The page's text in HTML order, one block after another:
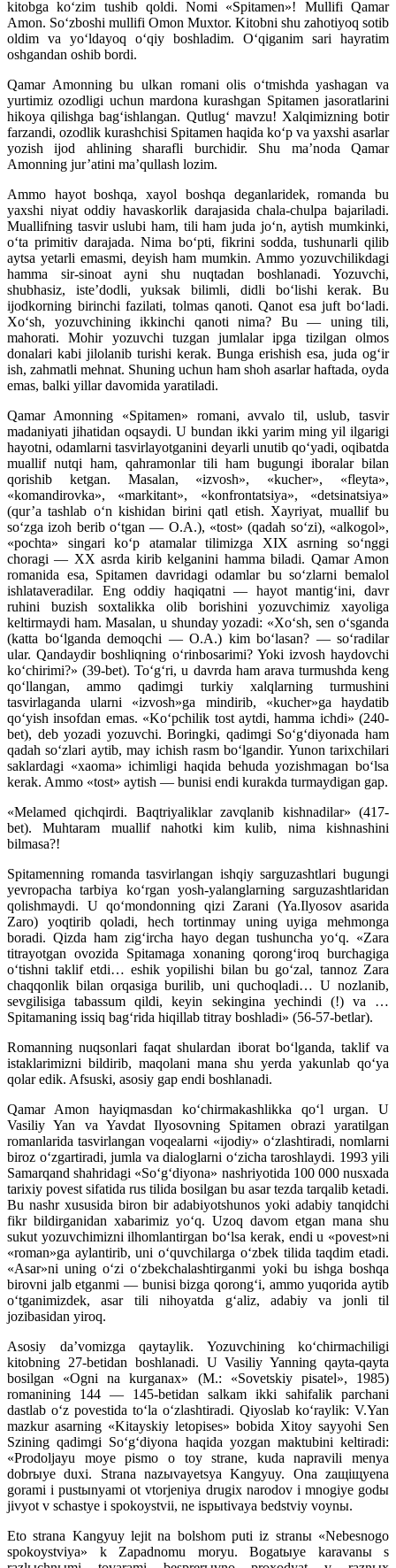
kitobga ko‘zim tushib qoldi. Nomi «Spitamen»! Mullifi Qamar
Amon. So‘zboshi mullifi Omon Muxtor. Kitobni shu zahotiyoq sotib
oldim va yo‘ldayoq o‘qiy boshladim. O‘qiganim sari hayratim
oshgandan oshib bordi.
Qamar Amonning bu ulkan romani olis o‘tmishda yashagan va
yurtimiz ozodligi uchun mardona kurashgan Spitamen jasoratlarini
hikoya qilishga bag‘ishlangan. Qutlug‘ mavzu! Xalqimizning botir
farzandi, ozodlik kurashchisi Spitamen haqida ko‘p va yaxshi asarlar
yozish ijod ahlining sharafli burchidir. Shu ma’noda Qamar
Amonning jur’atini ma’qullash lozim.
Ammo hayot boshqa, xayol boshqa deganlaridek, romanda bu
yaxshi niyat oddiy havaskorlik darajasida chala-chulpa bajariladi.
Muallifning tasvir uslubi ham, tili ham juda jo‘n, aytish mumkinki,
o‘ta primitiv darajada. Nima bo‘pti, fikrini sodda, tushunarli qilib
aytsa yetarli emasmi, deyish ham mumkin. Ammo yozuvchilikdagi
hamma sir-sinoat ayni shu nuqtadan boshlanadi. Yozuvchi,
shubhasiz, iste’dodli, yuksak bilimli, didli bo‘lishi kerak. Bu
ijodkorning birinchi fazilati, tolmas qanoti. Qanot esa juft bo‘ladi.
Xo‘sh, yozuvchining ikkinchi qanoti nima? Bu — uning tili,
mahorati. Mohir yozuvchi tuzgan jumlalar ipga tizilgan olmos
donalari kabi jilolanib turishi kerak. Bunga erishish esa, juda og‘ir
ish, zahmatli mehnat. Shuning uchun ham shoh asarlar haftada, oyda
emas, balki yillar davomida yaratiladi.
Qamar Amonning «Spitamen» romani, avvalo til, uslub, tasvir
madaniyati jihatidan oqsaydi. U bundan ikki yarim ming yil ilgarigi
hayotni, odamlarni tasvirlayotganini deyarli unutib qo‘yadi, oqibatda
muallif nutqi ham, qahramonlar tili ham bugungi iboralar bilan
qorishib ketgan. Masalan, «izvosh», «kucher», «fleyta»,
«komandirovka», «markitant», «konfrontatsiya», «detsinatsiya»
(qur’a tashlab o‘n kishidan birini qatl etish. Xayriyat, muallif bu
so‘zga izoh berib o‘tgan — O.A.), «tost» (qadah so‘zi), «alkogol»,
«pochta» singari ko‘p atamalar tilimizga XIX asrning so‘nggi
choragi — XX asrda kirib kelganini hamma biladi. Qamar Amon
romanida esa, Spitamen davridagi odamlar bu so‘zlarni bemalol
ishlataveradilar. Eng oddiy haqiqatni — hayot mantig‘ini, davr
ruhini buzish soxtalikka olib borishini yozuvchimiz xayoliga
keltirmaydi ham. Masalan, u shunday yozadi: «Xo‘sh, sen o‘sganda
(katta bo‘lganda demoqchi — O.A.) kim bo‘lasan? — so‘radilar
ular. Qandaydir boshliqning o‘rinbosarimi? Yoki izvosh haydovchi
ko‘chirimi?» (39-bet). To‘g‘ri, u davrda ham arava turmushda keng
qo‘llangan, ammo qadimgi turkiy xalqlarning turmushini
tasvirlaganda ularni «izvosh»ga mindirib, «kucher»ga haydatib
qo‘yish insofdan emas. «Ko‘pchilik tost aytdi, hamma ichdi» (240-
bet), deb yozadi yozuvchi. Boringki, qadimgi So‘g‘diyonada ham
qadah so‘zlari aytib, may ichish rasm bo‘lgandir. Yunon tarixchilari
saklardagi «xaoma» ichimligi haqida behuda yozishmagan bo‘lsa
kerak. Ammo «tost» aytish — bunisi endi kurakda turmaydigan gap.
«Melamed qichqirdi. Baqtriyaliklar zavqlanib kishnadilar» (417-
bet). Muhtaram muallif nahotki kim kulib, nima kishnashini
bilmasa?!
Spitamenning romanda tasvirlangan ishqiy sarguzashtlari bugungi
yevropacha tarbiya ko‘rgan yosh-yalanglarning sarguzashtlaridan
qolishmaydi. U qo‘mondonning qizi Zarani (Ya.Ilyosov asarida
Zaro) yoqtirib qoladi, hech tortinmay uning uyiga mehmonga
boradi. Qizda ham zig‘ircha hayo degan tushuncha yo‘q. «Zara
titrayotgan ovozida Spitamaga xonaning qorong‘iroq burchagiga
o‘tishni taklif etdi… eshik yopilishi bilan bu go‘zal, tannoz Zara
chaqqonlik bilan orqasiga burilib, uni quchoqladi… U nozlanib,
sevgilisiga tabassum qildi, keyin sekingina yechindi (!) va …
Spitamaning issiq bag‘rida hiqillab titray boshladi» (56-57-betlar).
Romanning nuqsonlari faqat shulardan iborat bo‘lganda, taklif va
istaklarimizni bildirib, maqolani mana shu yerda yakunlab qo‘ya
qolar edik. Afsuski, asosiy gap endi boshlanadi.
Qamar Amon hayiqmasdan ko‘chirmakashlikka qo‘l urgan. U
Vasiliy Yan va Yavdat Ilyosovning Spitamen obrazi yaratilgan
romanlarida tasvirlangan voqealarni «ijodiy» o‘zlashtiradi, nomlarni
biroz o‘zgartiradi, jumla va dialoglarni o‘zicha taroshlaydi. 1993 yili
Samarqand shahridagi «So‘g‘diyona» nashriyotida 100 000 nusxada
tarixiy povest sifatida rus tilida bosilgan bu asar tezda tarqalib ketadi.
Bu nashr xususida biron bir adabiyotshunos yoki adabiy tanqidchi
fikr bildirganidan xabarimiz yo‘q. Uzoq davom etgan mana shu
sukut yozuvchimizni ilhomlantirgan bo‘lsa kerak, endi u «povest»ni
«roman»ga aylantirib, uni o‘quvchilarga o‘zbek tilida taqdim etadi.
«Asar»ni uning o‘zi o‘zbekchalashtirganmi yoki bu ishga boshqa
birovni jalb etganmi — bunisi bizga qorong‘i, ammo yuqorida aytib
o‘tganimizdek, asar tili nihoyatda g‘aliz, adabiy va jonli til
jozibasidan yiroq.
Asosiy da’vomizga qaytaylik. Yozuvchining ko‘chirmachiligi
kitobning 27-betidan boshlanadi. U Vasiliy Yanning qayta-qayta
bosilgan «Ogni na kurganax» (M.: «Sovetskiy pisatel», 1985)
romanining 144 — 145-betidan salkam ikki sahifalik parchani
dastlab o‘z povestida to‘la o‘zlashtiradi. Qiyoslab ko‘raylik: V.Yan
mazkur asarning «Kitayskiy letopises» bobida Xitoy sayyohi Sen
Szining qadimgi So‘g‘diyona haqida yozgan maktubini keltiradi:
«Prodoljayu moye pismo o toy strane, kuda napravili menya
dobrыye duxi. Strana nazыvayetsya Kangyuy. Ona zaщiщyena
gorami i pustыnyami ot vtorjeniya drugix narodov i mnogiye godы
jivyot v schastye i spokoystvii, ne ispыtivaya bedstviy voynы.
Eto strana Kangyuy lejit na bolshom puti iz stranы «Nebesnogo
spokoystviya» k Zapadnomu moryu. Bogatыye karavanы s